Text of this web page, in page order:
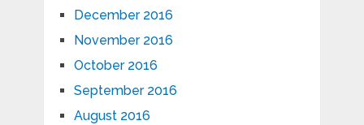
December 2016
November 2016
October 2016
September 2016
August 2016